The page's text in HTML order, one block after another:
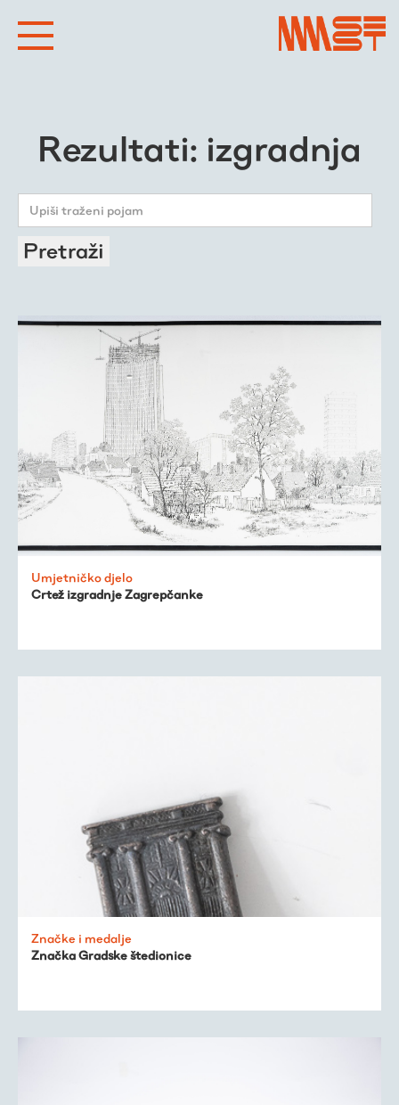
Rezultati: izgradnja
Pretraži
Umjetničko djelo
Crtež izgradnje Zagrepčanke
Značke i medalje
Značka Gradske štedionice